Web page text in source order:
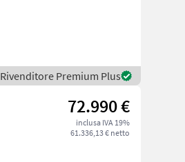
Rivenditore Premium Plus
72.990 €
inclusa IVA 19%
61.336,13 € netto